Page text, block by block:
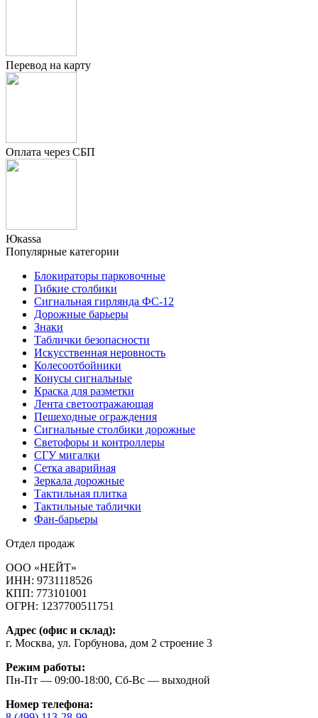
Перевод на карту
Оплата через СБП
Юкаssа
Популярные категории
Блокираторы парковочные
Гибкие столбики
Сигнальная гирлянда ФС-12
Дорожные барьеры
Знаки
Таблички безопасности
Искусственная неровность
Колесоотбойники
Конусы сигнальные
Краска для разметки
Лента светоотражающая
Пешеходные ограждения
Сигнальные столбики дорожные
Светофоры и контроллеры
СГУ мигалки
Cетка аварийная
Зеркала дорожные
Тактильная плитка
Тактильные таблички
Фан-барьеры
Отдел продаж
ООО «НЕЙТ»
ИНН: 9731118526
КПП: 773101001
ОГРН: 1237700511751
Адрес (офис и склад):
г. Москва, ул. Горбунова, дом 2 строение 3
Режим работы:
Пн-Пт — 09:00-18:00, Сб-Вс — выходной
Номер телефона: